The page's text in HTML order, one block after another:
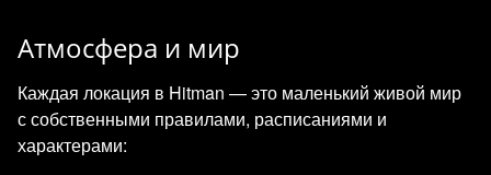
Атмосфера и мир
Каждая локация в Hitman — это маленький живой мир
с собственными правилами, расписаниями и
характерами: